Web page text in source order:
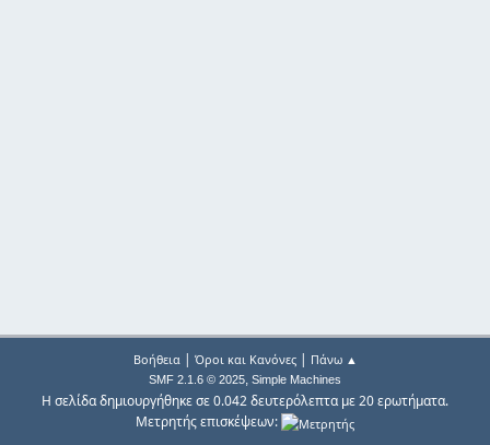
Βοήθεια| Όροι και Κανόνες| Πάνω ▲
SMF 2.1.6 © 2025, Simple Machines
Η σελίδα δημιουργήθηκε σε 0.042 δευτερόλεπτα με 20 ερωτήματα.
Μετρητής επισκέψεων: